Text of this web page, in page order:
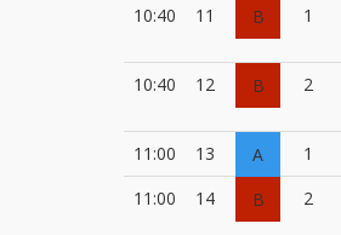
10:40
11 B 1
10:40 12 B 2
11:00
13 A 1
11:00
14 B 2